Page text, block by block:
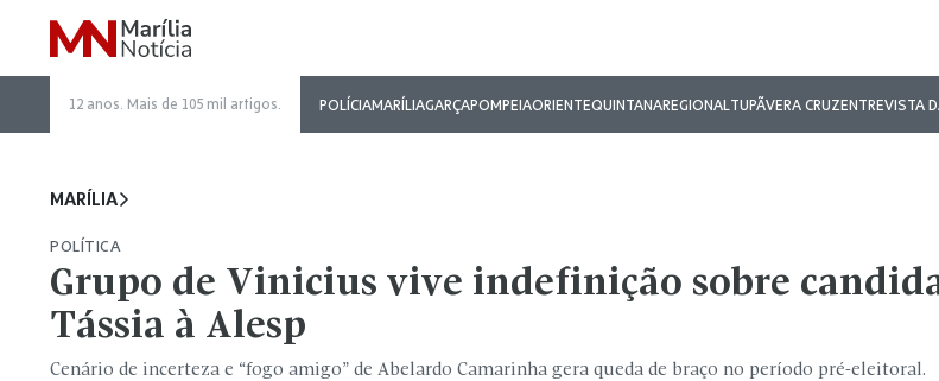
12 anos. Mais de 105 mil artigos. POLÍCIAMARÍLIAGARÇAPOMPEIAORIENTEQUINTANAREGIONALTUPÃVERA CRUZENTREVISTA
MARÍLIA
POLÍTICA
Grupo de Vinicius vive indefinição sobre
Tássia à Alesp
Cenário de incerteza e “fogo amigo” de Abelardo Camarinha gera queda de braço no período pré-eleitoral.